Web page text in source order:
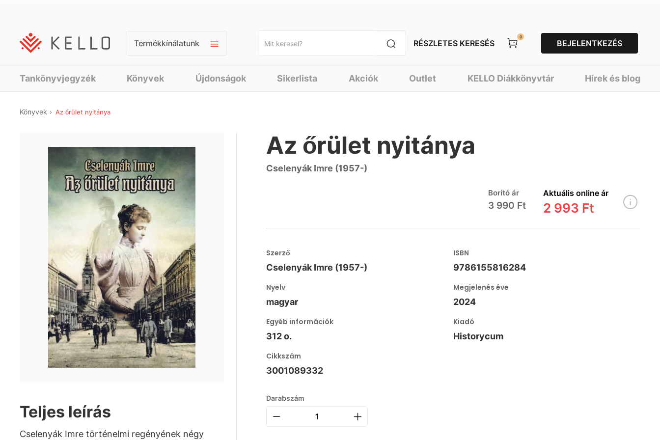
Termékkínálatunk RÉSZLETES KERESÉS
0
BEJELENTKEZÉS
Tankönyvjegyzék Könyvek Újdonságok Sikerlista Akciók Outlet KELLO Diákkönyvtár Hírek és blog
Könyvek Az őrület nyitánya
Teljes leírás
Cselenyák Imre történelmi regényének négy
Az őrület nyitánya
Cselenyák Imre (1957-)
Borító ár
3 990 Ft
Aktuális online ár
2 993 Ft
Szerző
Cselenyák Imre (1957-)
ISBN
9786155816284
Nyelv
magyar
Megjelenés éve
2024
Egyéb információk
312 o.
Kiadó
Historycum
Cikkszám
3001089332
Darabszám